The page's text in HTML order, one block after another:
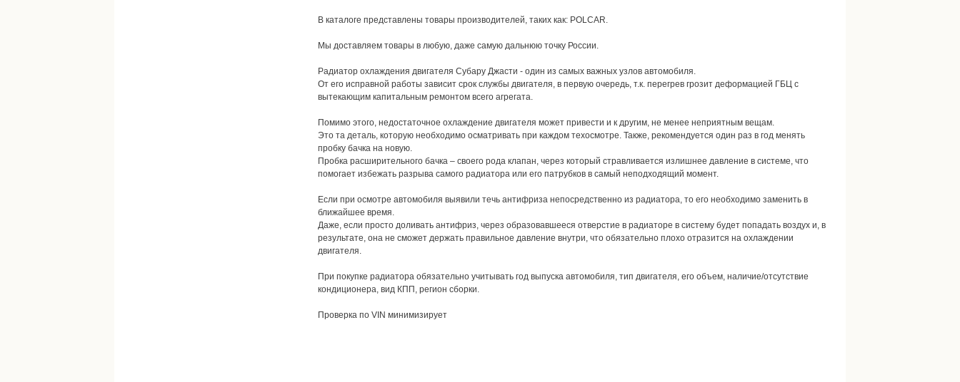
В каталоге представлены товары производителей, таких как: POLCAR.
Мы доставляем товары в любую, даже самую дальнюю точку России.
Радиатор охлаждения двигателя Субару Джасти - один из самых важных узлов автомобиля.
От его исправной работы зависит срок службы двигателя, в первую очередь, т.к. перегрев грозит деформацией ГБЦ с
вытекающим капитальным ремонтом всего агрегата.
Помимо этого, недостаточное охлаждение двигателя может привести и к другим, не менее неприятным вещам.
Это та деталь, которую необходимо осматривать при каждом техосмотре. Также, рекомендуется один раз в год менять
пробку бачка на новую.
Пробка расширительного бачка – своего рода клапан, через который стравливается излишнее давление в системе, что
помогает избежать разрыва самого радиатора или его патрубков в самый неподходящий момент.
Если при осмотре автомобиля выявили течь антифриза непосредственно из радиатора, то его необходимо заменить в
ближайшее время.
Даже, если просто доливать антифриз, через образовавшееся отверстие в радиаторе в систему будет попадать воздух и, в
результате, она не сможет держать правильное давление внутри, что обязательно плохо отразится на охлаждении
двигателя.
При покупке радиатора обязательно учитывать год выпуска автомобиля, тип двигателя, его объем, наличие/отсутствие
кондиционера, вид КПП, регион сборки.
Проверка по VIN минимизирует